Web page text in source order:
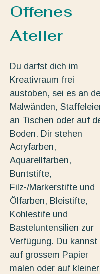
Offenes
Atelier
Du darfst dich im
Kreativraum frei
austoben, sei es an
Malwänden,
an Tischen oder auf
Boden. Dir stehen
Acryfarben,
Aquarellfarben,
Buntstifte,
Filz-/Markerstifte und
Ölfarben, Bleistifte,
Kohlestife und
Basteluntensilien zur
Verfügung. Du kannst
auf grossem Papier
malen oder auf